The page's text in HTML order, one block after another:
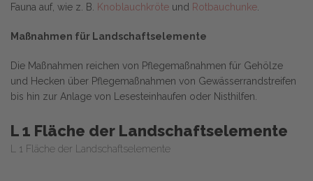
Fauna auf, wie z. B.
Knoblauchkröte und Rotbauchunke
Maßnahmen für Landschaftselemente
Die Maßnahmen reichen von Pflegemaßnahmen für Gehölze
und Hecken über Pflegemaßnahmen von Gewässerrandstreifen
bis hin zur Anlage von Lesesteinhaufen oder Nisthilfen.
L 1 Fläche der Landschaftselemente
L 1 Fläche der Landschaftselemente